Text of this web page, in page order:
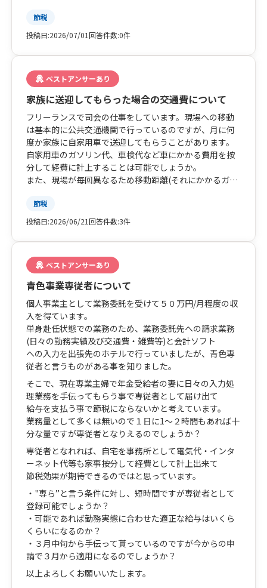
ております。
同じく別居
80歳の実母 （年金額16万／2カ月）
実父母には12000円／月を支給
実父以外は扶養に入れることができると認識しておりま
すが、扶養にして控除を受けるのと給与を支払って経費
として計上するのとどちらがお互いに取って良いのかが
分かりません。
義父母は非課税世帯を維持し、実父母も住民税等の上昇
を避けるにはどうしたら宜しいでしょうか？
ちなみに給与支払の届出が7/10までで悩んでおります。
節税
投稿日:2026/07/01回答件数:0件
ベストアンサーあり
家族に送迎してもらった場合の交通費について
フリーランスで司会の仕事をしています。現場への移動
は基本的に公共交通機関で行っているのですが、月に何
度か家族に自家用車で送迎してもらうことがあります。
自家用車のガソリン代、車検代など車にかかる費用を按
分して経費に計上することは可能でしょうか。
また、現場が毎回異なるため移動距離(それにかかるガソ
ソリン代については月毎の走行距離を見て計算するとい
うことで良いのでしょうか。
節税
投稿日:2026/06/21回答件数:3件
ベストアンサーあり
青色事業専従者について
個人事業主として業務委託を受けて５０万円/月程度の収
入を得ています。
単身赴任状態での業務のため、業務委託先への請求業務
(日々の勤務実績及び交通費・雑費等)と会計ソフト
への入力を出張先のホテルで行っていましたが、青色専
従者と言うものがある事を知りました。
そこで、現在専業主婦で年金受給者の妻に日々の入力処
理業務を手伝ってもらう事で専従者として届け出て
給与を支払う事で節税にならないかと考えています。
業務量として多くは無いので１日に1～２時間もあれば十
分な量ですが専従者となりえるのでしょうか？
専従者となれれば、自宅を事務所として電気代・インタ
ーネット代等も家事按分して経費として計上出来て
節税効果が期待できるのではと思っています。
・"専ら”と言う条件に対し、短時間ですが専従者として
登録可能でしょうか？
・可能であれば勤務実態に合わせた適正な給与はいくら
くらいになるのか？
・３月中旬から手伝って貰っているのですが今からの申
請で３月から適用になるのでしょうか？
以上よろしくお願いいたします。